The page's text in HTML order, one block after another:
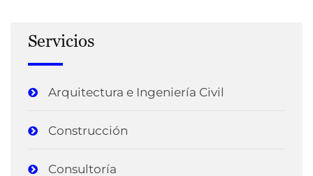
Servicios
Arquitectura e Ingeniería Civil
Construcción
Consultoría